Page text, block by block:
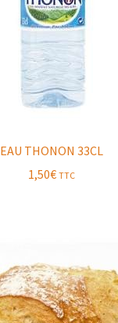
EAU THONON 33CL
1,50€ TTC